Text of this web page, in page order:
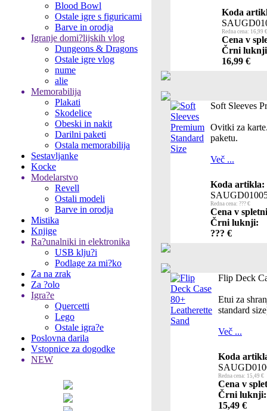
Blood Bowl
Ostale igre s figuricami
Barve in orodja
Igranje domi?lijskih vlog
Dungeons & Dragons
Ostale igre vlog
nume
alie
Memorabilija
Plakati
Skodelice
Obeski in nakit
Darilni paketi
Ostala memorabilija
Sestavljanke
Kocke
Modelarstvo
Revell
Ostali modeli
Barve in orodja
Mistika
Knjige
Ra?unalniki in elektronika
USB klju?i
Podlage za mi?ko
Za na zrak
Za ?olo
Igra?e
Quercetti
Lego
Ostale igra?e
Poslovna darila
Vstopnice za dogodke
NEW
Koda
Redna cena: 16,99 €
Cena v
Črni
16,99 €
Soft Sleeves
Ovitki za
paketu.
Več ...
Koda artikla:
Redna cena: ??? €
Cena v spletni
Črni luknji:
??? €
Flip Deck
Etui za
standard
Več ...
Koda
Redna cena: 15,49 €
Cena v
Črni luknji:
15,49 €